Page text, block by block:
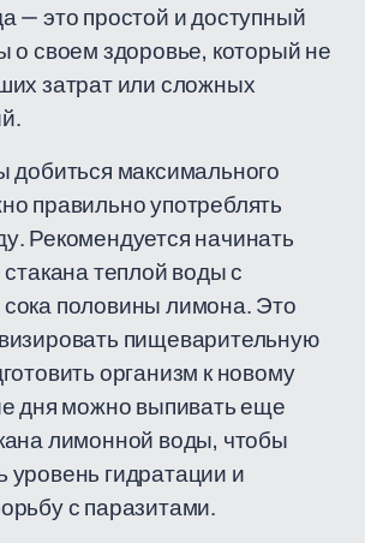
— это простой и доступный
о своем здоровье, который не
затрат или сложных
добиться максимального
правильно употреблять
Рекомендуется начинать
теплой воды с
половины лимона. Это
пищеварительную
организм к новому
дня можно выпивать еще
лимонной воды, чтобы
уровень гидратации и
с паразитами.